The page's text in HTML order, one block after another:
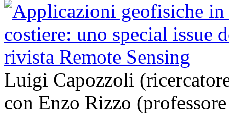
Luigi Capozzoli
con Enzo Rizzo